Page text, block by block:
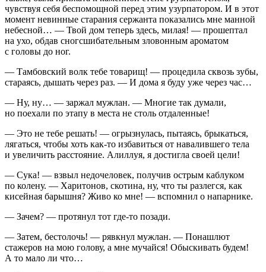
чувствуя себя беспомощной перед этим узурпатором. И в этот
момент невинные старания сержанта показались мне манной
небесной… — Твой дом теперь здесь, милая! — прошептал
на ухо, обдав сногсшибательным зловонным ароматом
с головы до ног.
— Тамбовский волк тебе товарищ! — процедила сквозь зубы,
стараясь, дышать через раз. — И дома я буду уже через час…
— Ну, ну… — заржал мужлан. — Многие так думали,
но поехали по этапу в места не столь отдаленные!
— Это не тебе решать! — огрызнулась, пытаясь, брыкаться,
лягаться, чтобы хоть как-то избавиться от навалившего тела
и увеличить расстояние. Алиллуя, я достигла своей цели!
— Сука! — взвыл недочеловек, получив острым каблуком
по колену. — Харитонов, скотина, ну, что ты разлегся, как
кисейная барышня? Живо ко мне! — вспомнил о напарнике.
— Зачем? — протянул тот где-то позади.
— Затем, бестолочь! — рявкнул мужлан. — Понашлют
стажеров на мою голову, а мне мучайся! Обыскивать будем!
А то мало ли что…